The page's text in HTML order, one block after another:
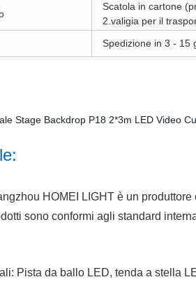
Scatola in cartone
2.valigia per il
Spedizione in 3 - 15
HOMEI LIGHT è un
sono conformi agli standard
Pista da ballo LED, tenda a stella